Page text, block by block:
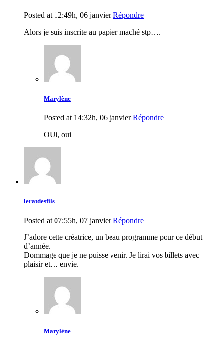
Posted at 12:49h, 06 janvier Répondre
Alors je suis inscrite au papier maché stp….
Marylène
Posted at 14:32h, 06 janvier Répondre
OUi, oui
leratdesfils
Posted at 07:55h, 07 janvier Répondre
J’adore cette créatrice, un beau programme pour ce début
d’année.
Dommage que je ne puisse venir. Je lirai vos billets avec
plaisir et… envie.
Marylène